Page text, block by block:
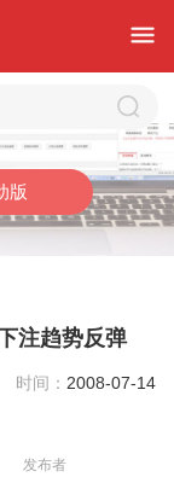
注趋势反弹
时间： 2008-07-14
发布者